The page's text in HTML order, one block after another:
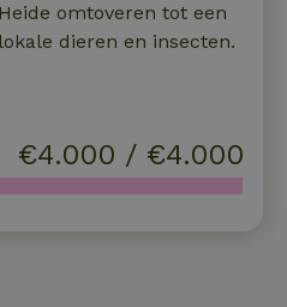
omtoveren tot een
dieren en insecten.
€4.000 / €4.000